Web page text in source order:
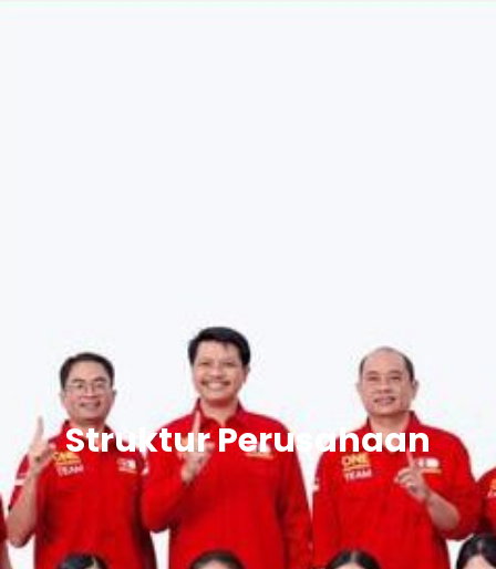
Struktur Perusahaan